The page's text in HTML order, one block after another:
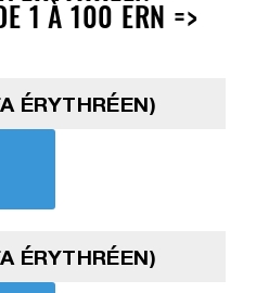
1 À 100 ERN =>
ÉRYTHRÉEN)
ÉRYTHRÉEN)